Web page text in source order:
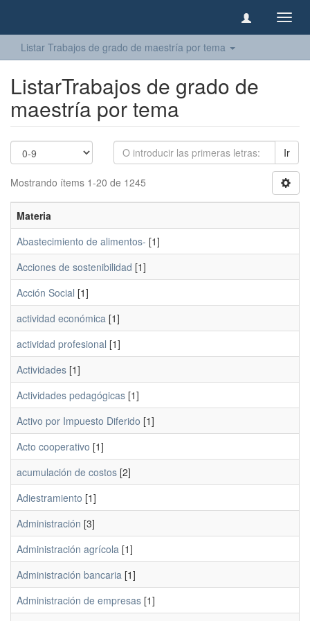
Listar Trabajos de grado de maestría por tema
ListarTrabajos de grado de
maestría por tema
Ir
Mostrando ítems 1-20 de 1245
Materia
Abastecimiento de alimentos- [1]
Acciones de sostenibilidad [1]
Acción Social [1]
actividad económica [1]
actividad profesional [1]
Actividades [1]
Actividades pedagógicas [1]
Activo por Impuesto Diferido [1]
Acto cooperativo [1]
acumulación de costos [2]
Adiestramiento [1]
Administración [3]
Administración agrícola [1]
Administración bancaria [1]
Administración de empresas [1]